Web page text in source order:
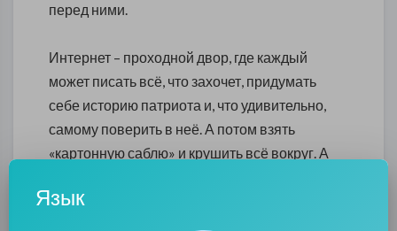
перед ними.
Интернет – проходной двор, где каждый
может писать всё, что захочет, придумать
себе историю патриота и, что удивительно,
самому поверить в неё. А потом взять
«картонную саблю» и крушить всё вокруг. А
мощь инет-воинов, без них они никак. Ведь
Язык